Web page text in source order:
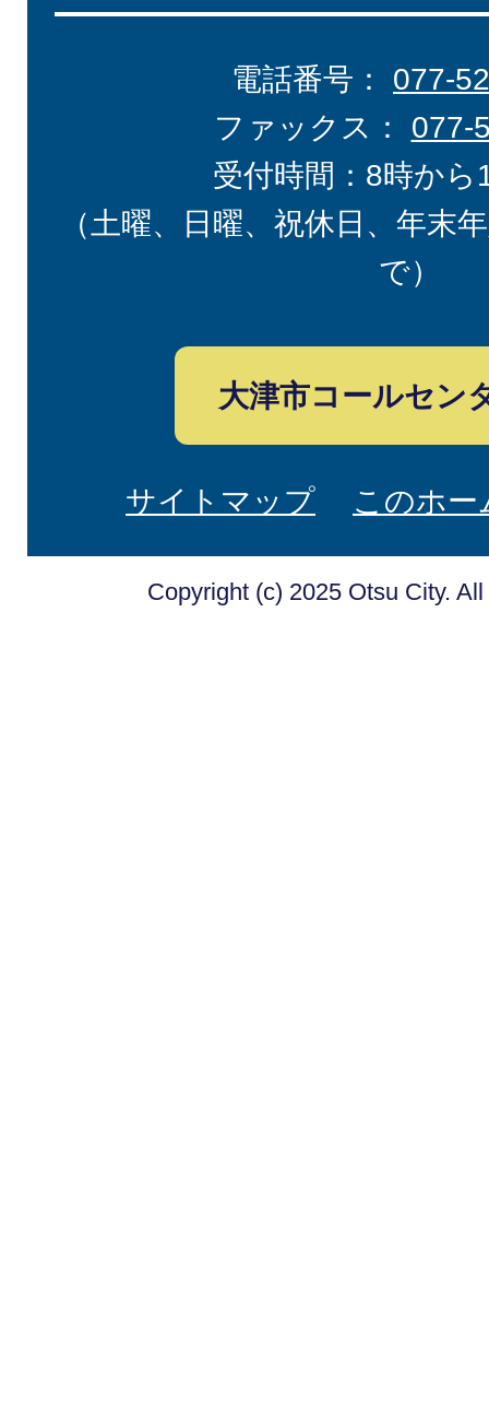
電話番号： 077-
ファックス： 077-
受付時間：8時から
（土曜、日曜、祝休日、年末
で）
大津市コールセン
サイトマップ このホ
Copyright (c) 2025 Otsu City.